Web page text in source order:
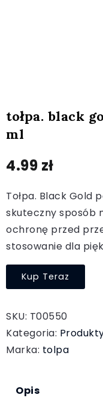
tołpa. black
ml
4.99 zł
Tołpa. Black Gold
skuteczny sposób
ochronę przed
stosowanie dla
Kup Teraz
SKU: T00550
Kategoria:
Marka: tolpa
Opis